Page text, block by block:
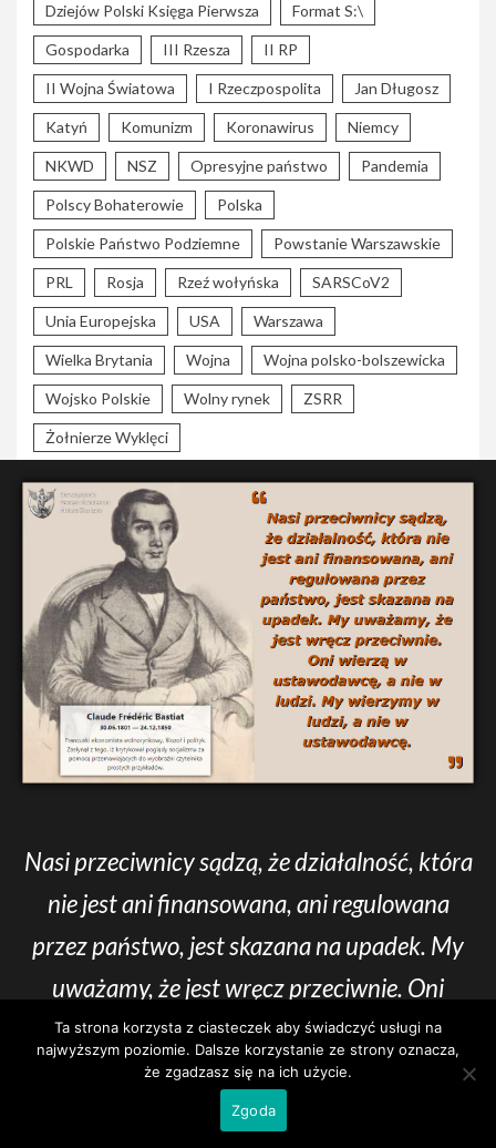
Dziejów Polski Księga Pierwsza Format S:\
Gospodarka III Rzesza II RP
II Wojna Światowa I Rzeczpospolita Jan Długosz
Katyń Komunizm Koronawirus Niemcy
NKWD NSZ Opresyjne państwo Pandemia
Polscy Bohaterowie Polska
Polskie Państwo Podziemne Powstanie Warszawskie
PRL Rosja Rzeź wołyńska SARSCoV2
Unia Europejska USA Warszawa
Wielka Brytania Wojna Wojna polsko-bolszewicka
Wojsko Polskie Wolny rynek ZSRR
Żołnierze Wyklęci
Nasi przeciwnicy sądzą, że działalność, która
nie jest ani finansowana, ani regulowana
przez państwo, jest skazana na upadek. My
uważamy, że jest wręcz przeciwnie. Oni
wierzą w ustawodawcę, a nie w ludzi. My
wierzymy w ludzi, a nie w ustawodawcę.
Ta strona korzysta z ciasteczek aby świadczyć usługi na
najwyższym poziomie. Dalsze korzystanie ze strony oznacza,
że zgadzasz się na ich użycie.
Zgoda